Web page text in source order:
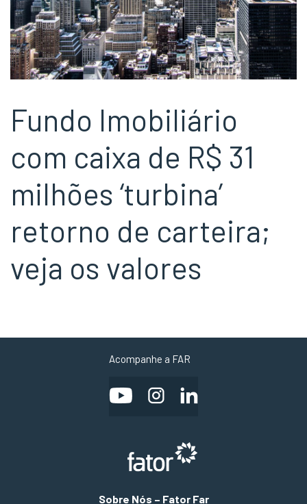
Fundo Imobiliário
com caixa de R$ 31
milhões ‘turbina’
retorno de carteira;
veja os valores
Acompanhe a FAR
Sobre Nós – Fator Far